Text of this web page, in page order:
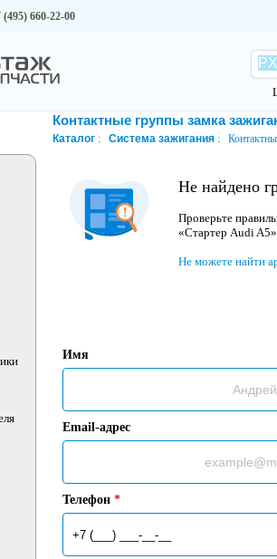
(495) 660-22-00
Контактные группы замка
Каталог Система зажигания
Не найдено
Проверьте
«Стартер Audi
Не можете найти
Имя
Email-адрес
Телефон *